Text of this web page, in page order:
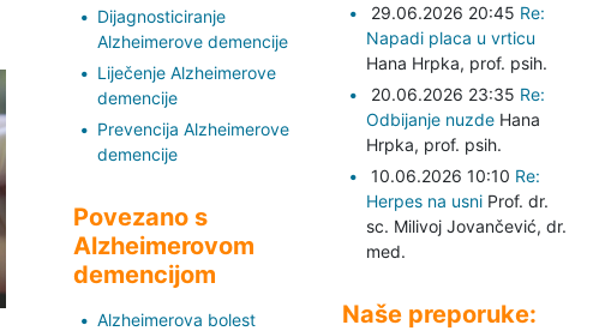
Dijagnosticiranje
Alzheimerove demencije
Liječenje Alzheimerove
demencije
Prevencija Alzheimerove
demencije
Povezano s
Alzheimerovom
demencijom
Alzheimerova bolest
29.06.2026 20:45 Re:
Napadi placa u vrticu
Hana Hrpka, prof. psih.
20.06.2026 23:35 Re:
Odbijanje nuzde Hana
Hrpka, prof. psih.
10.06.2026 10:10 Re:
Herpes na usni Prof. dr.
sc. Milivoj Jovančević, dr.
med.
Naše preporuke: